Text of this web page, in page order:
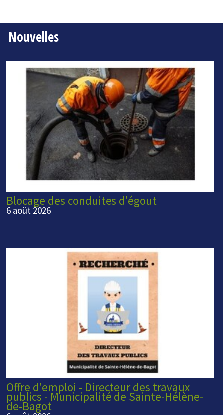
Nouvelles
Blocage des conduites d'égout
6 août 2026
Offre d'emploi - Directeur des travaux
publics - Municipalité de Sainte-Hélène-
de-Bagot